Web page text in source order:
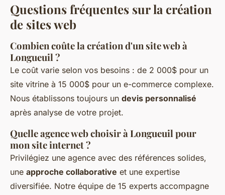
Questions fréquentes sur la création
de sites web
Combien coûte la création d'un site web à
Longueuil ?
Le coût varie selon vos besoins : de 2 000$ pour un
site vitrine à 15 000$ pour un e-commerce complexe.
Nous établissons toujours un devis personnalisé
après analyse de votre projet.
Quelle agence web choisir à Longueuil pour
mon site internet ?
Privilégiez une agence avec des références solides,
une approche collaborative et une expertise
diversifiée. Notre équipe de 15 experts accompagne